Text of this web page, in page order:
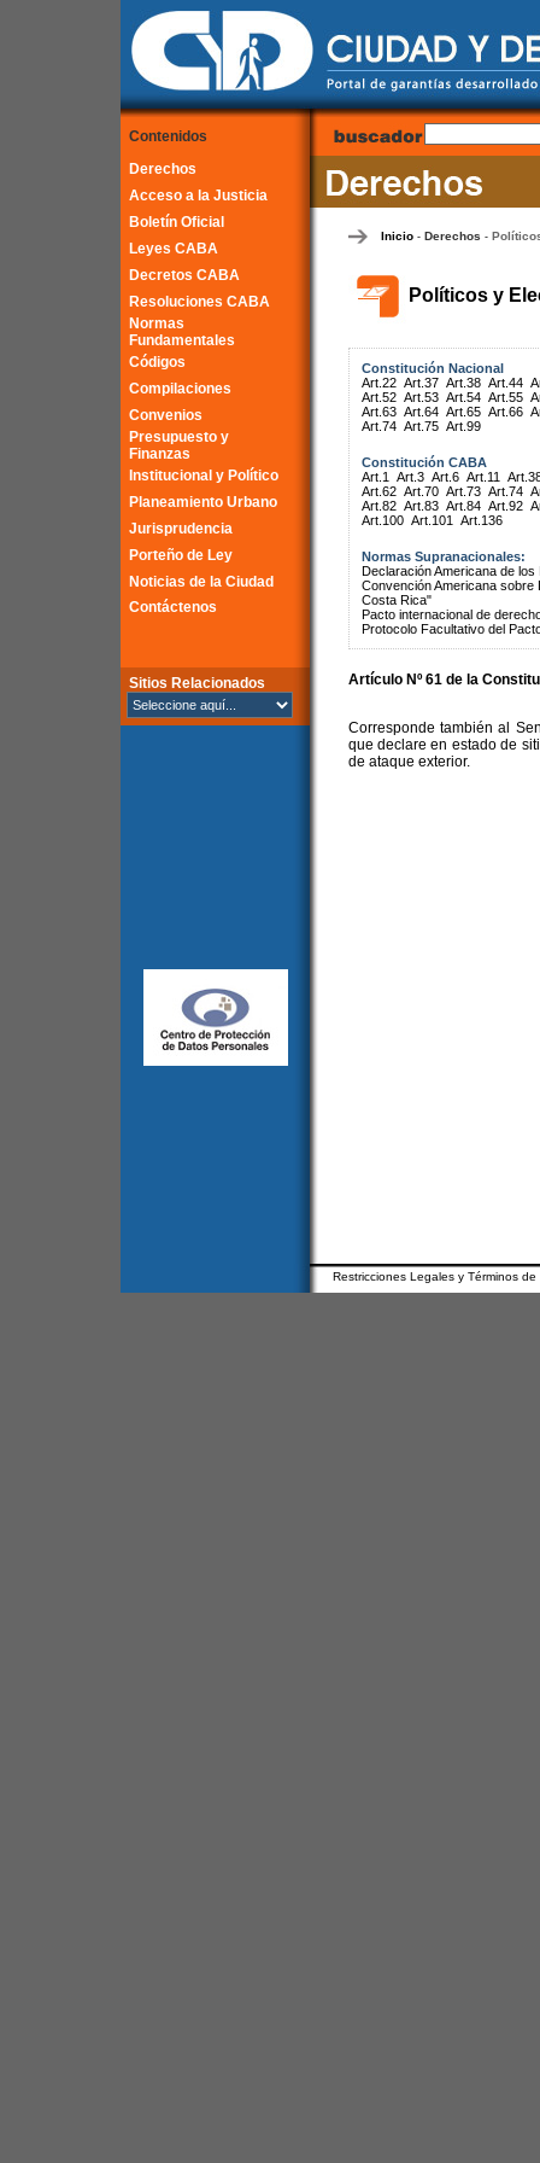
Contenidos
Derechos
Acceso a la Justicia
Boletín Oficial
Leyes CABA
Decretos CABA
Resoluciones CABA
Normas
Fundamentales
Códigos
Compilaciones
Convenios
Presupuesto y
Finanzas
Institucional y Político
Planeamiento Urbano
Jurisprudencia
Porteño de Ley
Noticias de la Ciudad
Contáctenos
Sitios Relacionados
Inicio- Derechos -
Políticos y
Constitución Nacional
Art.22 Art.37 Art.38 Art.44
Art.52 Art.53 Art.54 Art.55
Art.63 Art.64 Art.65 Art.66
Art.74 Art.75 Art.99
Constitución CABA
Art.1
Art.3 Art.6 Art.11
Art.62 Art.70 Art.73 Art.74
Art.82 Art.83 Art.84 Art.92
Art.100 Art.101 Art.136
Normas Supranacionales:
Declaración Americana de
Convención Americana
Costa Rica"
Pacto internacional de
Protocolo Facultativo del
Artículo Nº 61 de la
Corresponde también al
que declare en estado de
de ataque exterior.
Restricciones Legales y Términos de